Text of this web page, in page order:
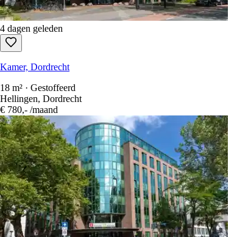
18 m² · Gestoffeerd
Hoge Nieuwstraat, Dordrecht
€ 650,- /maand
4 dagen geleden
Kamer, Dordrecht